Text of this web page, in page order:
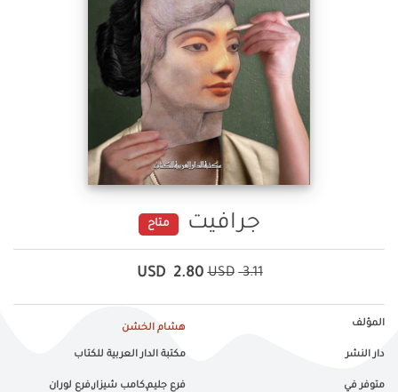
جرافيت متاح
3.11
USD
2.80
USD
المؤلف هشام الخشن
دار النشر مكتبة الدار العربية للكتاب
متوفر في فرع جليم,كامب شيزار,فرع لوران